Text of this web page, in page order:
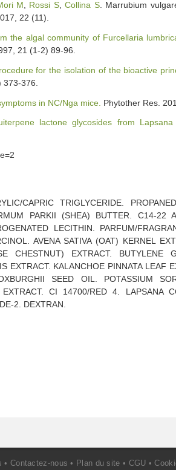
M Rossi S,Collina S. Marrubium
22 (11).
the algal community of Furcellaria
21 (1-2) 89-96.
for the isolation of the bioactive
376.
in NC/Nga mice. Phytother Res.
lactone glycosides from
CAPRIC TRIGLYCERIDE.
PARKII (SHEA) BUTTER. C14-22
LECITHIN. PARFUM/
AVENA SATIVA (OAT) KERNEL
CHESTNUT) EXTRACT. BUTYLENE
EXTRACT. KALANCHOE PINNATA LEAF
SEED OIL. POTASSIUM
CI 14700/RED 4. LAPSANA
2. DEXTRAN.
• Contactez-nous • Plan du site • CGU •